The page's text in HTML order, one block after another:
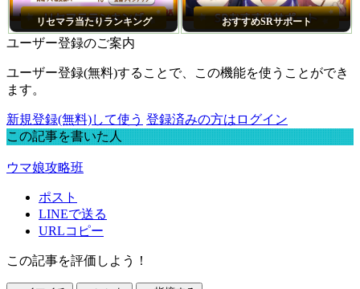
リセマラ当たりランキング おすすめSRサポート
ユーザー登録のご案内
ユーザー登録(無料)することで、この機能を使うことができ
ます。
新規登録(無料)して使う 登録済みの方はログイン
この記事を書いた人
ウマ娘攻略班
ポスト
LINEで送る
URLコピー
この記事を評価しよう！